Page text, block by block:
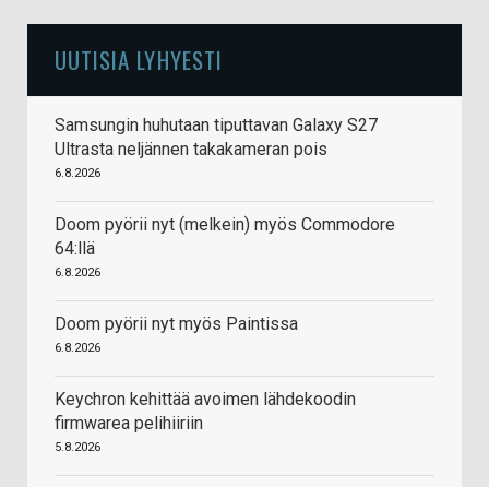
UUTISIA LYHYESTI
Samsungin huhutaan tiputtavan Galaxy S27
Ultrasta neljännen takakameran pois
6.8.2026
Doom pyörii nyt (melkein) myös Commodore
64:llä
6.8.2026
Doom pyörii nyt myös Paintissa
6.8.2026
Keychron kehittää avoimen lähdekoodin
firmwarea pelihiiriin
5.8.2026